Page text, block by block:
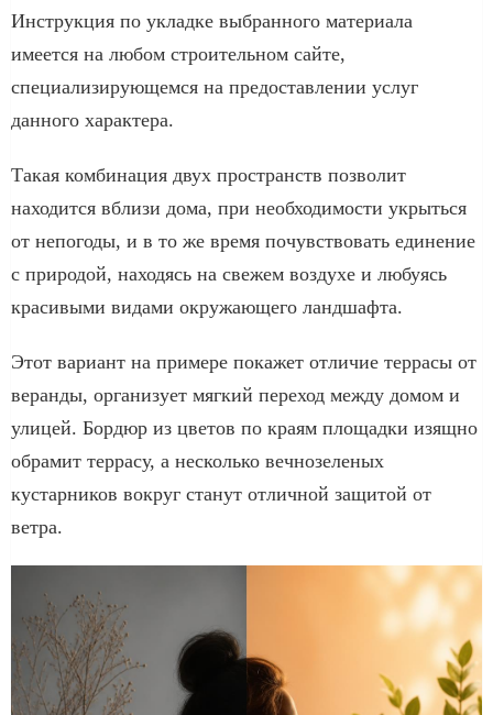
Инструкция по укладке выбранного материала
имеется на любом строительном сайте,
специализирующемся на предоставлении услуг
данного характера.
Такая комбинация двух пространств позволит
находится вблизи дома, при необходимости укрыться
от непогоды, и в то же время почувствовать единение
с природой, находясь на свежем воздухе и любуясь
красивыми видами окружающего ландшафта.
Этот вариант на примере покажет отличие террасы от
веранды, организует мягкий переход между домом и
улицей. Бордюр из цветов по краям площадки изящно
обрамит террасу, а несколько вечнозеленых
кустарников вокруг станут отличной защитой от
ветра.